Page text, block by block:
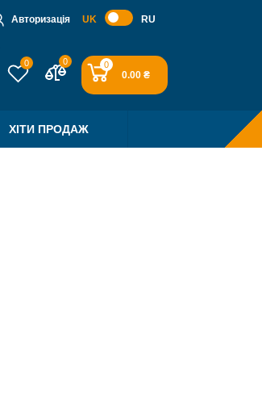
Авторизація UK RU
0 0 0
0.00 ₴
ХІТИ ПРОДАЖ